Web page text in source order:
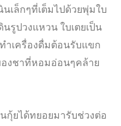
นเล็กๆที่เต็มไปด้วยพุ่มใบ
รูปวงแหวน ใบเตยเป็น
ำเครื่องดื่มต้อนรับแขก
งชาที่หอมอ่อนๆคล้าย
กุ้ยได้ทยอยมารับช่วงต่อ